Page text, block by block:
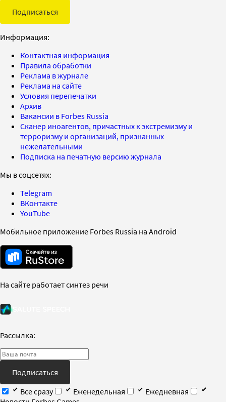
Подписаться
Информация:
Контактная информация
Правила обработки
Реклама в журнале
Реклама на сайте
Условия перепечатки
Архив
Вакансии в Forbes Russia
Сканер иноагентов, причастных к экстремизму и
терроризму и организаций, признанных
нежелательными
Подписка на печатную версию журнала
Мы в соцсетях:
Telegram
ВКонтакте
YouTube
Мобильное приложение Forbes Russia на Android
На сайте работает синтез речи
Рассылка:
Подписаться
Все сразу
Еженедельная
Ежедневная